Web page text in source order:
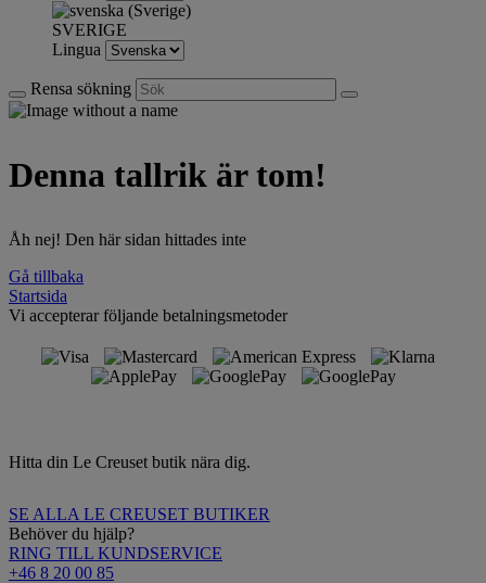
SVERIGE
Lingua
Rensa sökning
Denna tallrik är tom!
Åh nej! Den här sidan hittades inte
Gå tillbaka
Startsida
Vi accepterar följande betalningsmetoder
Hitta din Le Creuset butik nära dig.
SE ALLA LE CREUSET BUTIKER
Behöver du hjälp?
RING TILL KUNDSERVICE
+46 8 20 00 85